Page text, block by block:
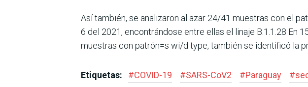
Así también, se analizaron al azar 24/41 muestras con el
6 del 2021, encontrándose entre ellas el linaje B.1.1.28 En
muestras con patrón=s wi/d type, también se identificó la
Etiquetas: #COVID-19 #SARS-CoV2 #Paraguay #